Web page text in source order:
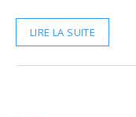
LIRE LA SUITE